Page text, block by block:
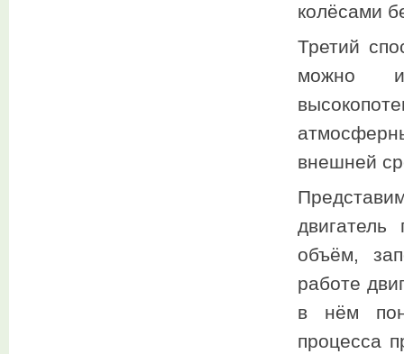
колёсами
Третий
можно
внешней
объём,
работе
в нём
процесса